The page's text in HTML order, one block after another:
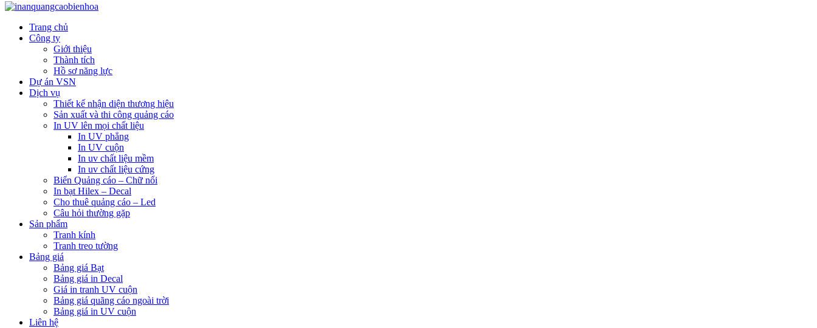
Trang chủ
Công ty
Giới thiệu
Thành tích
Hồ sơ năng lực
Dự án VSN
Dịch vụ
Thiết kế nhận diện thương hiệu
Sản xuất và thi công quảng cáo
In UV lên mọi chất liệu
In UV phẳng
In UV cuộn
In uv chất liệu mềm
In uv chất liệu cứng
Biển Quảng cáo – Chữ nổi
In bạt Hilex – Decal
Cho thuê quảng cáo – Led
Câu hỏi thường gặp
Sản phẩm
Tranh kính
Tranh treo tường
Bảng giá
Bảng giá Bạt
Bảng giá in Decal
Giá in tranh UV cuộn
Bảng giá quãng cáo ngoài trời
Bảng giá in UV cuộn
Liên hệ